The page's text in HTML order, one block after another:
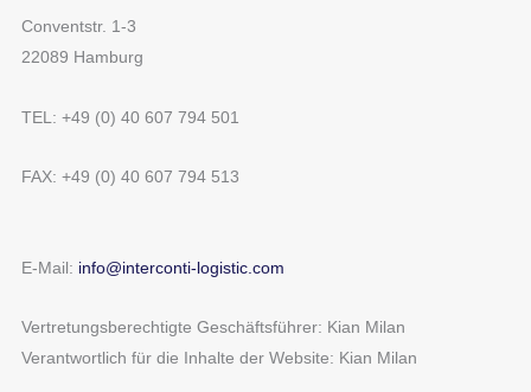
Conventstr. 1-3
22089 Hamburg
TEL: +49 (0) 40 607 794 501
FAX: +49 (0) 40 607 794 513
E-Mail: info@interconti-logistic.com
Vertretungsberechtigte Geschäftsführer: Kian Milan
Verantwortlich für die Inhalte der Website: Kian Milan